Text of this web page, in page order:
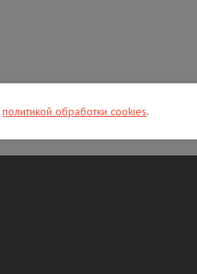
политикой обработки cookies.